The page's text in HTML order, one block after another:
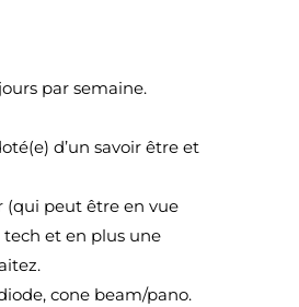
par semaine.
d’un savoir être et
(qui peut être en vue
tech et en plus une
cone beam/pano.